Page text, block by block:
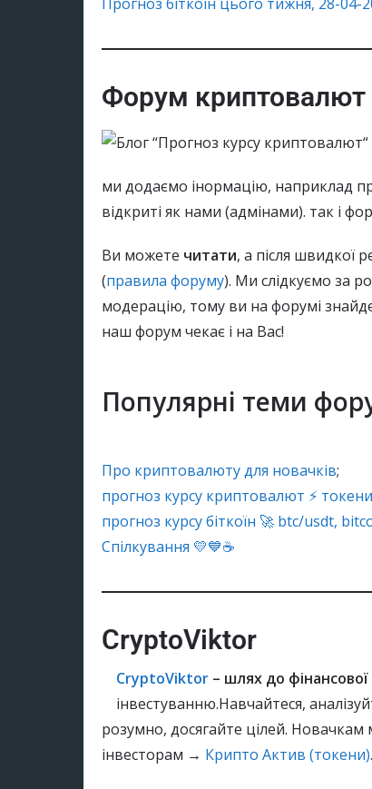
Прогноз біткоін цього тижня, 28-04-
Форум криптовалют
ми додаємо інормацію, наприклад
відкриті як нами (адмінами). так і
Ви можете читати, а після швидкої
(правила форуму). Ми слідкуємо за
модерацію, тому ви на форумі
наш форум чекає і на Вас!
Популярні теми
Про криптовалюту для новачків;
прогноз курсу криптовалют ⚡
прогноз курсу біткоїн 🚀 btc/usdt,
Спілкування 💛💙☕
CryptoViktor
CryptoViktor – шлях до
інвестуванню.Навчайтеся,
розумно, досягайте цілей.
інвесторам → Крипто Актив (токени).